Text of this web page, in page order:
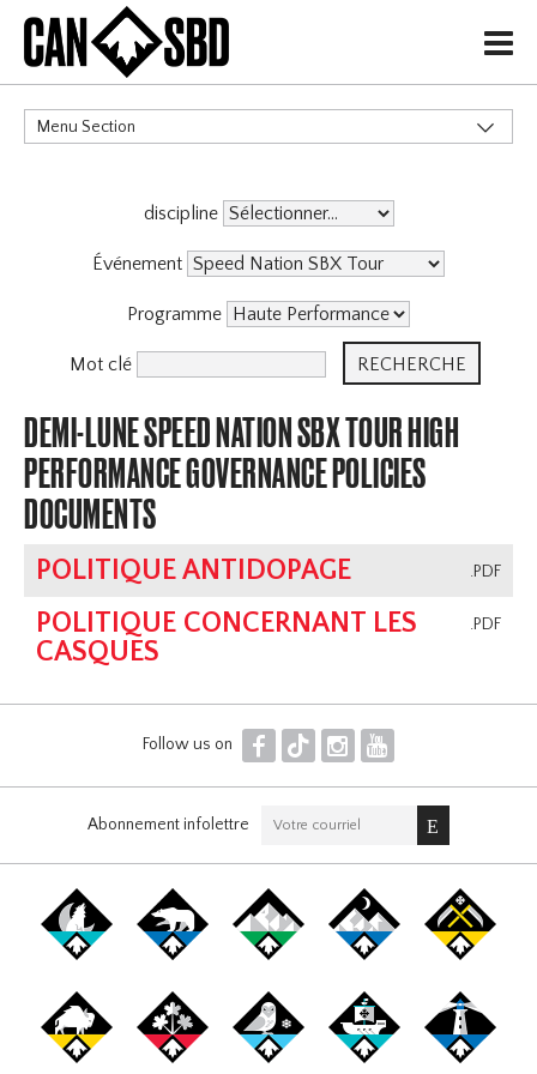
H
Menu Section
discipline
Événement
Programme
Mot clé
DEMI-LUNE SPEED NATION SBX TOUR HIGH
PERFORMANCE GOVERNANCE POLICIES
DOCUMENTS
.PDF
POLITIQUE ANTIDOPAGE
.PDF
POLITIQUE CONCERNANT LES
CASQUES
Follow us on F T I Y
Abonnement infolettre